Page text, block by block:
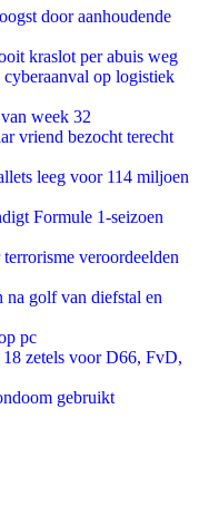
door aanhoudende
kraslot per abuis weg
op logistiek
week 32
vriend bezocht terecht
leeg voor 114 miljoen
Formule 1-seizoen
veroordeelden
golf van diefstal en
pc
zetels voor D66, FvD,
gebruikt